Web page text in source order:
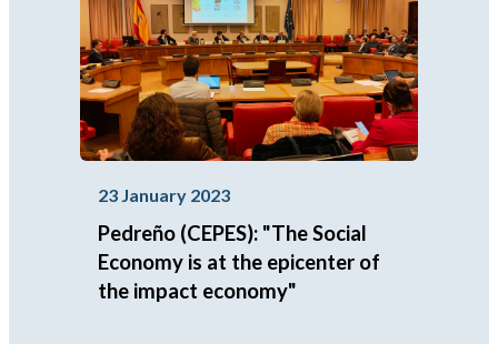
23 January 2023
Pedreño (CEPES): "The Social
Economy is at the epicenter of
the impact economy"